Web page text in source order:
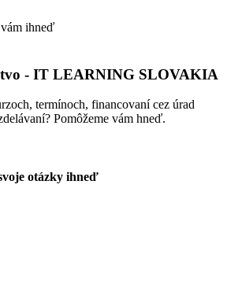
ihneď
- IT LEARNING SLOVAKIA
termínoch, financovaní cez úrad
Pomôžeme vám hneď.
otázky ihneď